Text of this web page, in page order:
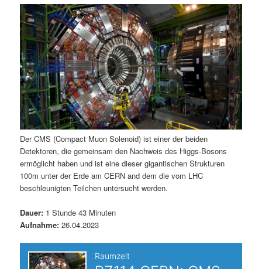
ä
r
e
n
I
n
h
l
t
n
d
ä
r
e
n
I
h
a
n
a
v
i
g
a
t
i
o
n
Der CMS (Compact Muon Solenoid) ist einer der beiden
Detektoren, die gemeinsam den Nachweis des Higgs-Bosons
ermöglicht haben und ist eine dieser gigantischen Strukturen
100m unter der Erde am CERN and dem die vom LHC
beschleunigten Teilchen untersucht werden.
Dauer: 1 Stunde 43 Minuten
Aufnahme: 26.04.2023